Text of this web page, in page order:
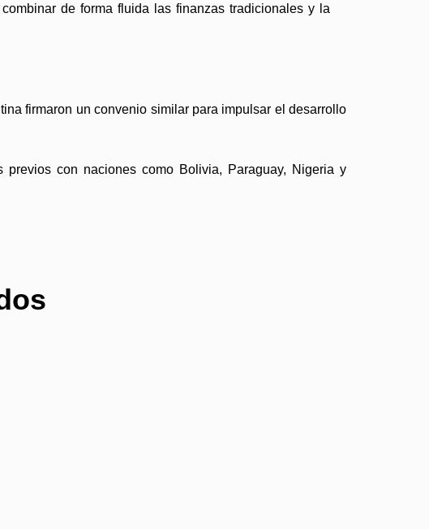
de forma fluida las finanzas tradicionales y la
firmaron un convenio similar para impulsar el desarrollo
con naciones como Bolivia, Paraguay, Nigeria y